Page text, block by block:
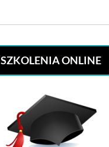
SZKOLENIA ONLINE